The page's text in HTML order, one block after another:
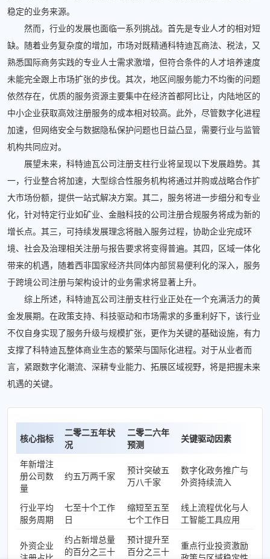
稳定的业务来源。
然而，行业的发展也面临一系列挑战。首先是专业人才的相对短
缺。随着业务复杂度的增加，市场对既精通科特迪瓦商法、税法，又
熟悉国际商务实践的专业人士需求激增，但符合条件的人才培养速度
未能完全跟上市场扩张的步伐。其次，地区间服务能力不均衡的问题
依然存在，优质的服务资源主要集中在经济首都阿比让，内陆地区的
中小企业获取高效注册服务的成本相对较高。此外，尽管数字化进程
加速，但网络安全与数据隐私保护问题也日益凸显，需要行业与监管
机构共同应对。
展望未来，科特迪瓦公司注册支柱行业将呈现以下发展趋势。其
一，行业整合将加速，大型综合性服务机构将通过并购或战略合作扩
大市场份额，提供一站式解决方案。其二，服务将进一步细分和专业
化，针对特定行业如矿业、金融科技的公司注册合规服务将成为新的
增长点。其三，可持续发展理念将融入服务过程，协助企业完成环
境、社会及治理相关注册与报告要求将变得普遍。其四，区域一体化
带来的机遇，随着西非国家经济共同体内部贸易便利化的深入，服务
于跨境公司注册与架构设计的业务需求将显著上升。
综上所述，科特迪瓦公司注册支柱行业正处在一个充满活力的黄
金发展期。在政策支持、科技驱动和市场需求的多重利好下，该行业
不仅自身实现了服务升级与规模扩张，更作为关键的基础设施，有力
支撑了科特迪瓦整体商业生态的繁荣与国际化进程。对于从业者而
言，紧跟数字化潮流、深耕专业能力、拓展区域视野，将是把握未来
机遇的关键。
核心指标
二零二五年状
况
二零二六年
预测
关键驱动因素
年新增注
册公司数
量
约五万两千家
预计突破五
万八千家
数字化政务推广与
外资持续流入
行业平均
服务周期
七至十个工作
日
缩短至五至
七个工作日
线上流程优化与人
工智能工具应用
外资企业
约占新增总量
的百分之三十
预计提升至
百分之三十
重点行业投资激励